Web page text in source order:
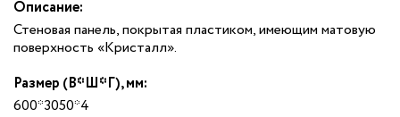
Описание:
Стеновая панель, покрытая пластиком, имеющим матовую
поверхность «Кристалл».
Размер (В*Ш*Г), мм:
600*3050*4